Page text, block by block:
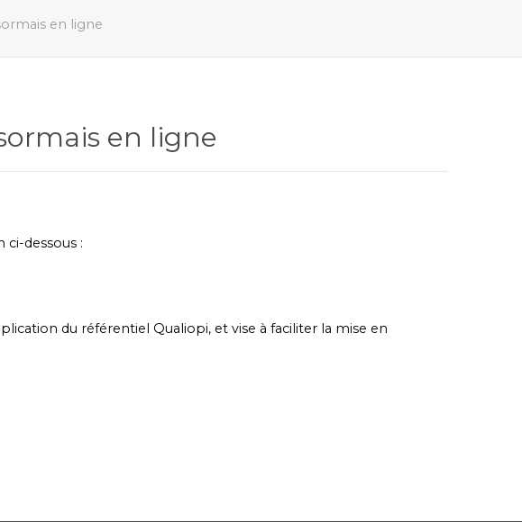
en ligne
en ligne
dessous :
du référentiel Qualiopi, et vise à faciliter la mise en